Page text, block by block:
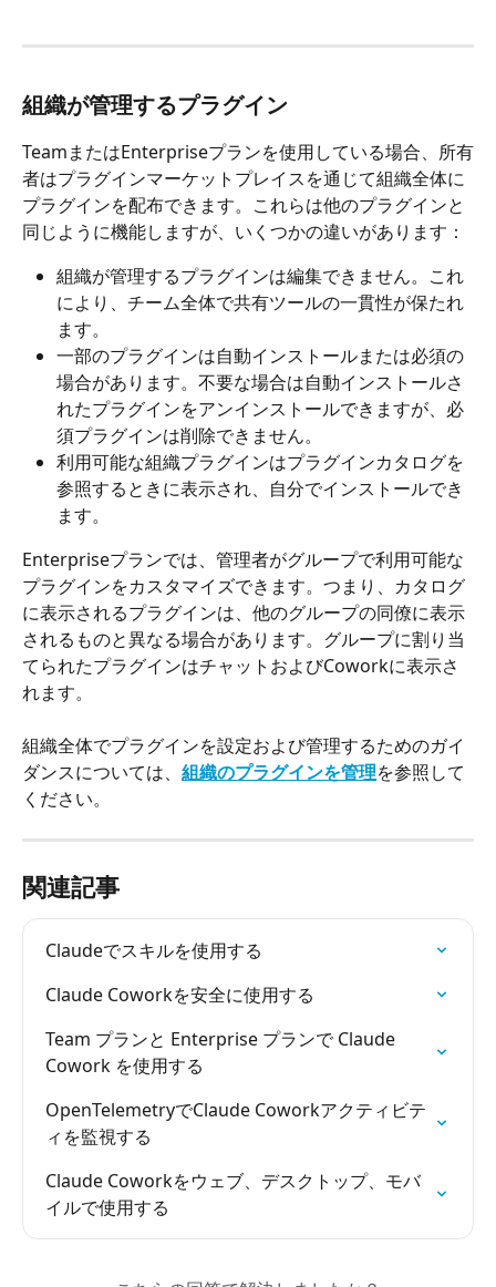
組織が管理するプラグイン
TeamまたはEnterpriseプランを使用している場合、所有
者はプラグインマーケットプレイスを通じて組織全体に
プラグインを配布できます。これらは他のプラグインと
同じように機能しますが、いくつかの違いがあります：
組織が管理するプラグインは編集できません。これ
により、チーム全体で共有ツールの一貫性が保たれ
ます。
一部のプラグインは自動インストールまたは必須の
場合があります。不要な場合は自動インストールさ
れたプラグインをアンインストールできますが、必
須プラグインは削除できません。
利用可能な組織プラグインはプラグインカタログを
参照するときに表示され、自分でインストールでき
ます。
Enterpriseプランでは、管理者がグループで利用可能な
プラグインをカスタマイズできます。つまり、カタログ
に表示されるプラグインは、他のグループの同僚に表示
されるものと異なる場合があります。グループに割り当
てられたプラグインはチャットおよびCoworkに表示さ
れます。
組織全体でプラグインを設定および管理するためのガイ
ダンスについては、 組織のプラグインを管理を参照して
ください。
関連記事
Claudeでスキルを使用する
Claude Coworkを安全に使用する
Team プランと Enterprise プランで Claude
Cowork を使用する
OpenTelemetryでClaude Coworkアクティビテ
ィを監視する
Claude Coworkをウェブ、デスクトップ、モバ
イルで使用する